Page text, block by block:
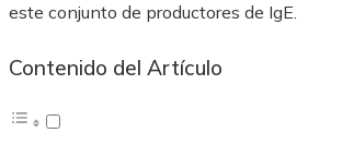
este conjunto de productores de IgE.
Contenido del Artículo